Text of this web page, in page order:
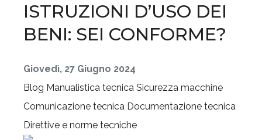
ISTRUZIONI D’USO DEI
BENI: SEI CONFORME?
Giovedì, 27 Giugno 2024
Blog Manualistica tecnica Sicurezza macchine
Comunicazione tecnica Documentazione tecnica
Direttive e norme tecniche